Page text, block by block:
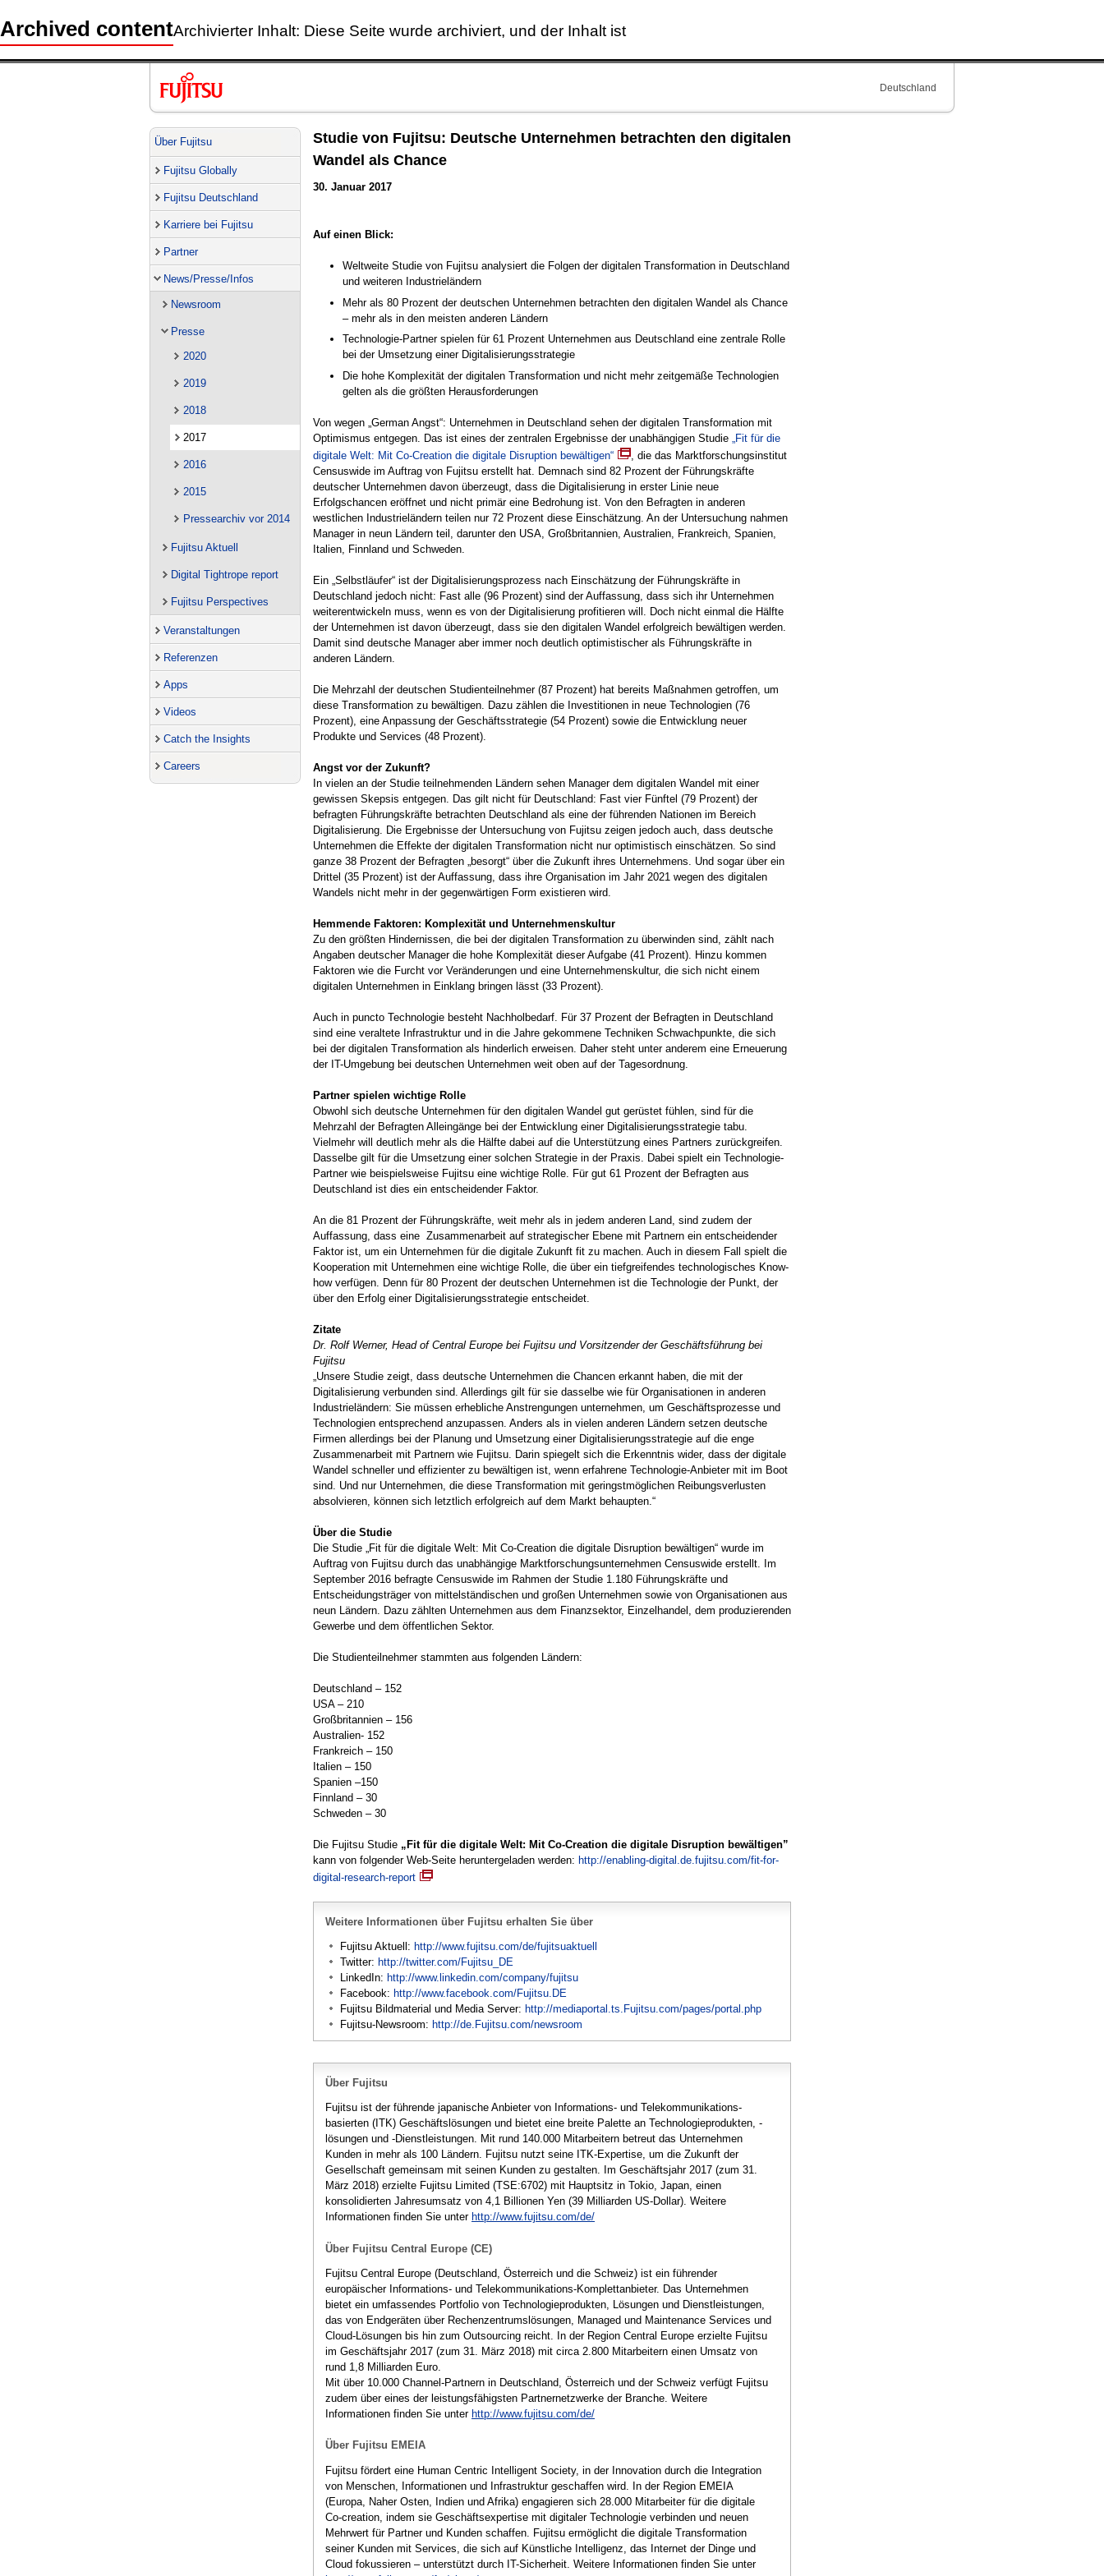
Archived contentArchivierter Inhalt: Diese Seite wurde archiviert, und der Inhalt ist
Deutschland
Über Fujitsu
Fujitsu Globally
Fujitsu Deutschland
Karriere bei Fujitsu
Partner
News/Presse/Infos
Newsroom
Presse
2020
2019
2018
2017
2016
2015
Pressearchiv vor 2014
Fujitsu Aktuell
Digital Tightrope report
Fujitsu Perspectives
Veranstaltungen
Referenzen
Apps
Videos
Catch the Insights
Careers
Studie von Fujitsu: Deutsche Unternehmen betrachten den digitalen
Wandel als Chance
30. Januar 2017
Auf einen Blick:
Weltweite Studie von Fujitsu analysiert die Folgen der digitalen Transformation in Deutschland
und weiteren Industrieländern
Mehr als 80 Prozent der deutschen Unternehmen betrachten den digitalen Wandel als Chance
– mehr als in den meisten anderen Ländern
Technologie-Partner spielen für 61 Prozent Unternehmen aus Deutschland eine zentrale Rolle
bei der Umsetzung einer Digitalisierungsstrategie
Die hohe Komplexität der digitalen Transformation und nicht mehr zeitgemäße Technologien
gelten als die größten Herausforderungen
Von wegen „German Angst“: Unternehmen in Deutschland sehen der digitalen Transformation mit
Optimismus entgegen. Das ist eines der zentralen Ergebnisse der unabhängigen Studie „Fit für die
digitale Welt: Mit Co-Creation die digitale Disruption bewältigen“
, die das Marktforschungsinstitut
Censuswide im Auftrag von Fujitsu erstellt hat. Demnach sind 82 Prozent der Führungskräfte
deutscher Unternehmen davon überzeugt, dass die Digitalisierung in erster Linie neue
Erfolgschancen eröffnet und nicht primär eine Bedrohung ist. Von den Befragten in anderen
westlichen Industrieländern teilen nur 72 Prozent diese Einschätzung. An der Untersuchung nahmen
Manager in neun Ländern teil, darunter den USA, Großbritannien, Australien, Frankreich, Spanien,
Italien, Finnland und Schweden.
Ein „Selbstläufer“ ist der Digitalisierungsprozess nach Einschätzung der Führungskräfte in
Deutschland jedoch nicht: Fast alle (96 Prozent) sind der Auffassung, dass sich ihr Unternehmen
weiterentwickeln muss, wenn es von der Digitalisierung profitieren will. Doch nicht einmal die Hälfte
der Unternehmen ist davon überzeugt, dass sie den digitalen Wandel erfolgreich bewältigen werden.
Damit sind deutsche Manager aber immer noch deutlich optimistischer als Führungskräfte in
anderen Ländern.
Die Mehrzahl der deutschen Studienteilnehmer (87 Prozent) hat bereits Maßnahmen getroffen, um
diese Transformation zu bewältigen. Dazu zählen die Investitionen in neue Technologien (76
Prozent), eine Anpassung der Geschäftsstrategie (54 Prozent) sowie die Entwicklung neuer
Produkte und Services (48 Prozent).
Angst vor der Zukunft?
In vielen an der Studie teilnehmenden Ländern sehen Manager dem digitalen Wandel mit einer
gewissen Skepsis entgegen. Das gilt nicht für Deutschland: Fast vier Fünftel (79 Prozent) der
befragten Führungskräfte betrachten Deutschland als eine der führenden Nationen im Bereich
Digitalisierung. Die Ergebnisse der Untersuchung von Fujitsu zeigen jedoch auch, dass deutsche
Unternehmen die Effekte der digitalen Transformation nicht nur optimistisch einschätzen. So sind
ganze 38 Prozent der Befragten „besorgt“ über die Zukunft ihres Unternehmens. Und sogar über ein
Drittel (35 Prozent) ist der Auffassung, dass ihre Organisation im Jahr 2021 wegen des digitalen
Wandels nicht mehr in der gegenwärtigen Form existieren wird.
Hemmende Faktoren: Komplexität und Unternehmenskultur
Zu den größten Hindernissen, die bei der digitalen Transformation zu überwinden sind, zählt nach
Angaben deutscher Manager die hohe Komplexität dieser Aufgabe (41 Prozent). Hinzu kommen
Faktoren wie die Furcht vor Veränderungen und eine Unternehmenskultur, die sich nicht einem
digitalen Unternehmen in Einklang bringen lässt (33 Prozent).
Auch in puncto Technologie besteht Nachholbedarf. Für 37 Prozent der Befragten in Deutschland
sind eine veraltete Infrastruktur und in die Jahre gekommene Techniken Schwachpunkte, die sich
bei der digitalen Transformation als hinderlich erweisen. Daher steht unter anderem eine Erneuerung
der IT-Umgebung bei deutschen Unternehmen weit oben auf der Tagesordnung.
Partner spielen wichtige Rolle
Obwohl sich deutsche Unternehmen für den digitalen Wandel gut gerüstet fühlen, sind für die
Mehrzahl der Befragten Alleingänge bei der Entwicklung einer Digitalisierungsstrategie tabu.
Vielmehr will deutlich mehr als die Hälfte dabei auf die Unterstützung eines Partners zurückgreifen.
Dasselbe gilt für die Umsetzung einer solchen Strategie in der Praxis. Dabei spielt ein Technologie-
Partner wie beispielsweise Fujitsu eine wichtige Rolle. Für gut 61 Prozent der Befragten aus
Deutschland ist dies ein entscheidender Faktor.
An die 81 Prozent der Führungskräfte, weit mehr als in jedem anderen Land, sind zudem der
Auffassung, dass eine Zusammenarbeit auf strategischer Ebene mit Partnern ein entscheidender
Faktor ist, um ein Unternehmen für die digitale Zukunft fit zu machen. Auch in diesem Fall spielt die
Kooperation mit Unternehmen eine wichtige Rolle, die über ein tiefgreifendes technologisches Know-
how verfügen. Denn für 80 Prozent der deutschen Unternehmen ist die Technologie der Punkt, der
über den Erfolg einer Digitalisierungsstrategie entscheidet.
Zitate
Dr. Rolf Werner, Head of Central Europe bei Fujitsu und Vorsitzender der Geschäftsführung bei
Fujitsu
„Unsere Studie zeigt, dass deutsche Unternehmen die Chancen erkannt haben, die mit der
Digitalisierung verbunden sind. Allerdings gilt für sie dasselbe wie für Organisationen in anderen
Industrieländern: Sie müssen erhebliche Anstrengungen unternehmen, um Geschäftsprozesse und
Technologien entsprechend anzupassen. Anders als in vielen anderen Ländern setzen deutsche
Firmen allerdings bei der Planung und Umsetzung einer Digitalisierungsstrategie auf die enge
Zusammenarbeit mit Partnern wie Fujitsu. Darin spiegelt sich die Erkenntnis wider, dass der digitale
Wandel schneller und effizienter zu bewältigen ist, wenn erfahrene Technologie-Anbieter mit im Boot
sind. Und nur Unternehmen, die diese Transformation mit geringstmöglichen Reibungsverlusten
absolvieren, können sich letztlich erfolgreich auf dem Markt behaupten.“
Über die Studie
Die Studie „Fit für die digitale Welt: Mit Co-Creation die digitale Disruption bewältigen“ wurde im
Auftrag von Fujitsu durch das unabhängige Marktforschungsunternehmen Censuswide erstellt. Im
September 2016 befragte Censuswide im Rahmen der Studie 1.180 Führungskräfte und
Entscheidungsträger von mittelständischen und großen Unternehmen sowie von Organisationen aus
neun Ländern. Dazu zählten Unternehmen aus dem Finanzsektor, Einzelhandel, dem produzierenden
Gewerbe und dem öffentlichen Sektor.
Die Studienteilnehmer stammten aus folgenden Ländern:
Deutschland – 152
USA – 210
Großbritannien – 156
Australien- 152
Frankreich – 150
Italien – 150
Spanien –150
Finnland – 30
Schweden – 30
Die Fujitsu Studie „Fit für die digitale Welt: Mit Co-Creation die digitale Disruption bewältigen”
kann von folgender Web-Seite heruntergeladen werden: http://enabling-digital.de.fujitsu.com/fit-for-
digital-research-report
Weitere Informationen über Fujitsu erhalten Sie über
Fujitsu Aktuell: http://www.fujitsu.com/de/fujitsuaktuell
Twitter: http://twitter.com/Fujitsu_DE
LinkedIn: http://www.linkedin.com/company/fujitsu
Facebook: http://www.facebook.com/Fujitsu.DE
Fujitsu Bildmaterial und Media Server: http://mediaportal.ts.Fujitsu.com/pages/portal.php
Fujitsu-Newsroom: http://de.Fujitsu.com/newsroom
Über Fujitsu
Fujitsu ist der führende japanische Anbieter von Informations- und Telekommunikations-
basierten (ITK) Geschäftslösungen und bietet eine breite Palette an Technologieprodukten, -
lösungen und -Dienstleistungen. Mit rund 140.000 Mitarbeitern betreut das Unternehmen
Kunden in mehr als 100 Ländern. Fujitsu nutzt seine ITK-Expertise, um die Zukunft der
Gesellschaft gemeinsam mit seinen Kunden zu gestalten. Im Geschäftsjahr 2017 (zum 31.
März 2018) erzielte Fujitsu Limited (TSE:6702) mit Hauptsitz in Tokio, Japan, einen
konsolidierten Jahresumsatz von 4,1 Billionen Yen (39 Milliarden US-Dollar). Weitere
Informationen finden Sie unter http://www.fujitsu.com/de/
Über Fujitsu Central Europe (CE)
Fujitsu Central Europe (Deutschland, Österreich und die Schweiz) ist ein führender
europäischer Informations- und Telekommunikations-Komplettanbieter. Das Unternehmen
bietet ein umfassendes Portfolio von Technologieprodukten, Lösungen und Dienstleistungen,
das von Endgeräten über Rechenzentrumslösungen, Managed und Maintenance Services und
Cloud-Lösungen bis hin zum Outsourcing reicht. In der Region Central Europe erzielte Fujitsu
im Geschäftsjahr 2017 (zum 31. März 2018) mit circa 2.800 Mitarbeitern einen Umsatz von
rund 1,8 Milliarden Euro.
Mit über 10.000 Channel-Partnern in Deutschland, Österreich und der Schweiz verfügt Fujitsu
zudem über eines der leistungsfähigsten Partnernetzwerke der Branche. Weitere
Informationen finden Sie unter http://www.fujitsu.com/de/
Über Fujitsu EMEIA
Fujitsu fördert eine Human Centric Intelligent Society, in der Innovation durch die Integration
von Menschen, Informationen und Infrastruktur geschaffen wird. In der Region EMEIA
(Europa, Naher Osten, Indien und Afrika) engagieren sich 28.000 Mitarbeiter für die digitale
Co-creation, indem sie Geschäftsexpertise mit digitaler Technologie verbinden und neuen
Mehrwert für Partner und Kunden schaffen. Fujitsu ermöglicht die digitale Transformation
seiner Kunden mit Services, die sich auf Künstliche Intelligenz, das Internet der Dinge und
Cloud fokussieren – unterstützt durch IT-Sicherheit. Weitere Informationen finden Sie unter